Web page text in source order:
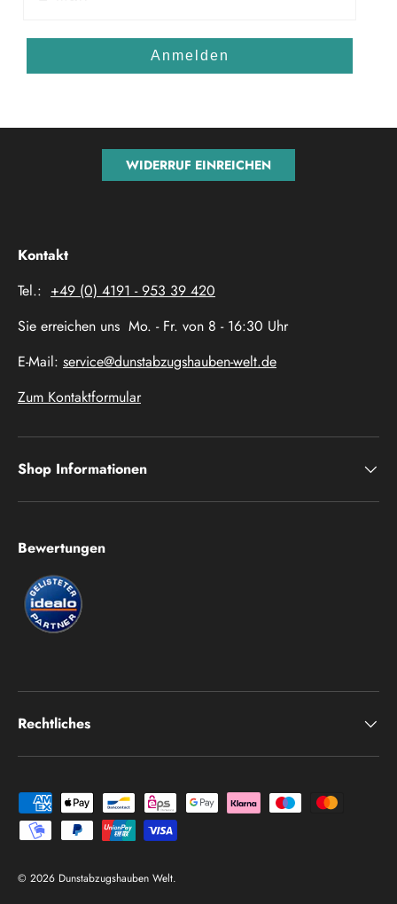
Anmelden
WIDERRUF EINREICHEN
Kontakt
Tel.: +49 (0) 4191 - 953 39 420
Sie erreichen uns Mo. - Fr. von 8 - 16:30 Uhr
E-Mail: service@dunstabzugshauben-welt.de
Zum Kontaktformular
Shop Informationen
Bewertungen
Rechtliches
Zahlungsmethoden
© 2026 Dunstabzugshauben Welt.